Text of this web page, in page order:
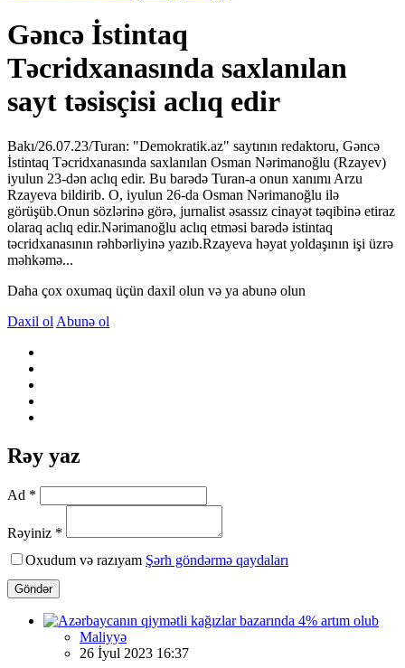
Gəncə İstintaq
Təcridxanasında saxlanılan
sayt təsisçisi aclıq edir
Bakı/26.07.23/Turan: "Demokratik.az" saytının redaktoru, Gəncə
İstintaq Təcridxanasında saxlanılan Osman Nərimanoğlu (Rzayev)
iyulun 23-dən aclıq edir. Bu barədə Turan-a onun xanımı Arzu
Rzayeva bildirib. O, iyulun 26-da Osman Nərimanoğlu ilə
görüşüb.Onun sözlərinə görə, jurnalist əsassız cinayət təqibinə etiraz
olaraq aclıq edir.Nərimanoğlu aclıq etməsi barədə istintaq
təcridxanasının rəhbərliyinə yazıb.Rzayeva həyat yoldaşının işi üzrə
məhkəmə...
Daha çox oxumaq üçün daxil olun və ya abunə olun
Daxil ol Abunə ol
Rəy yaz
Ad *
Rəyiniz *
Oxudum və razıyam Şərh göndərmə qaydaları
Göndər
Maliyyə
26 İyul 2023 16:37